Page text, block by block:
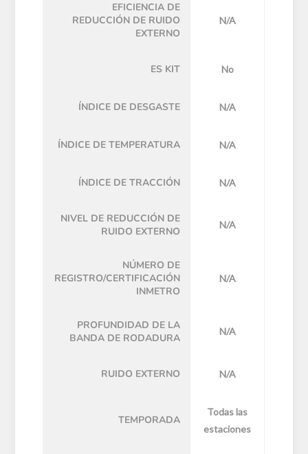
EFICIENCIA DE
REDUCCIÓN DE RUIDO
EXTERNO
N/A
ES KIT No
ÍNDICE DE DESGASTE N/A
ÍNDICE DE TEMPERATURA N/A
ÍNDICE DE TRACCIÓN N/A
NIVEL DE REDUCCIÓN DE
RUIDO EXTERNO
N/A
NÚMERO DE
REGISTRO/CERTIFICACIÓN
INMETRO
N/A
PROFUNDIDAD DE LA
BANDA DE RODADURA
N/A
RUIDO EXTERNO N/A
TEMPORADA
Todas las
estaciones